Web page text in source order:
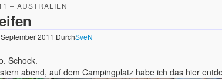
– AUSTRALIEN
2011 DurchSveN
Schock.
abend, auf dem Campingplatz habe ich das hier